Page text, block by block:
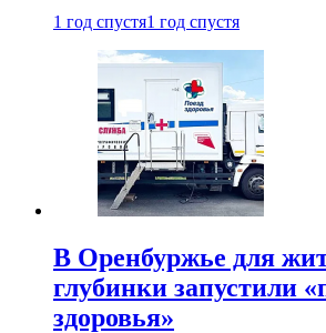
1 год спустя1 год спустя
В Оренбуржье для
глубинки запустили
здоровья»